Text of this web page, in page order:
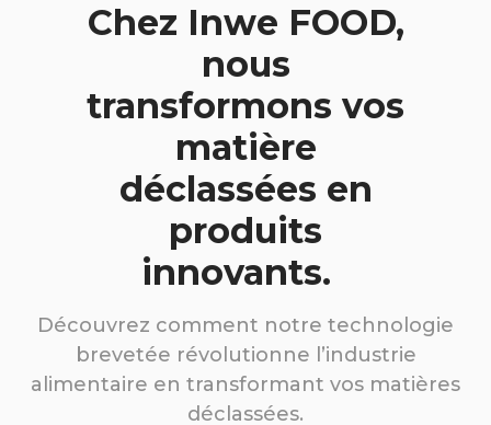
Chez Inwe FOOD,
nous
transformons vos
matière
déclassées en
produits
innovants.
Découvrez comment notre technologie
brevetée révolutionne l’industrie
alimentaire en transformant vos matières
déclassées.